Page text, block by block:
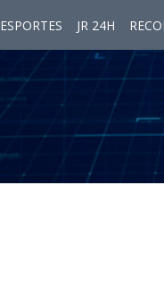
ESPORTES JR 24H